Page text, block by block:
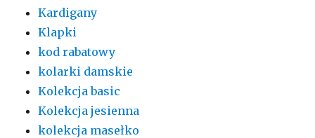
Kardigany
Klapki
kod rabatowy
kolarki damskie
Kolekcja basic
Kolekcja jesienna
kolekcja masełko